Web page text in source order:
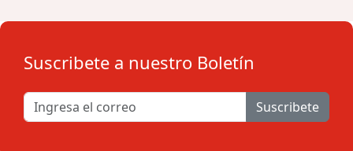
Suscribete a nuestro Boletín
Suscribete